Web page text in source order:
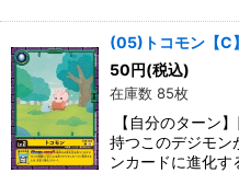
(05)トコモン【C
50 円(税込)
在庫数 85枚
【自分のターン
持つこのデジモン
ンカードに進化す